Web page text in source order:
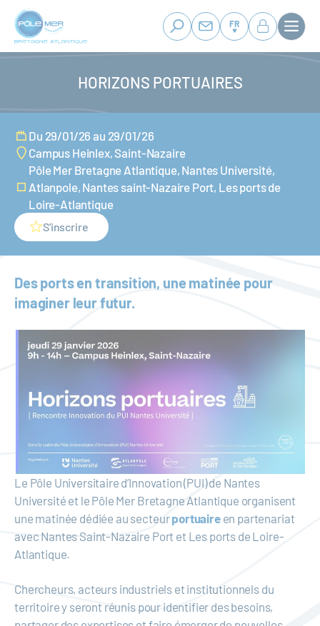
Panneau de gestion des cookies
Aller
contenu
FR
HORIZONS PORTUAIRES
Du 29/01/26 au 29/01/26
Campus Heinlex, Saint-Nazaire
Pôle Mer Bretagne Atlantique, Nantes Université,
Atlanpole, Nantes saint-Nazaire Port, Les ports de
Loire-Atlantique
S'inscrire
Des ports en transition, une matinée pour
imaginer leur futur.
Le Pôle Universitaire d’Innovation (PUI) de Nantes
Université et le Pôle Mer Bretagne Atlantique organisent
une matinée dédiée au secteurportuaire en partenariat
avec Nantes Saint-Nazaire Port et Les ports de Loire-
Atlantique.
Chercheurs, acteurs industriels et institutionnels du
territoire y seront réunis pour identifier des besoins,